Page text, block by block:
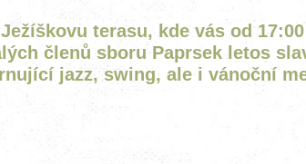
terasu, kde vás od
členů sboru Paprsek letos
jazz, swing, ale i vánoční